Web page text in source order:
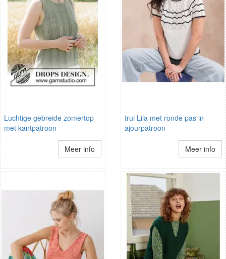
Luchtige gebreide zomertop
met kantpatroon
Meer info
trui Lila met ronde pas in
ajourpatroon
Meer info